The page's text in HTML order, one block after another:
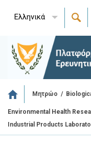
Ελληνικά
Μητρώο /
Environmental Health
Industrial Products